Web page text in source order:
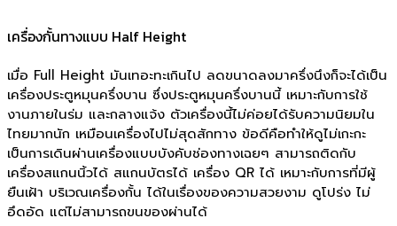
เครื่องกั้นทางแบบ Half Height
เมื่อ Full Height มันเทอะทะเกินไป ลดขนาดลงมาครึ่งนึงก็จะได้เป็น
เครื่องประตูหมุนครึ่งบาน ซึ่งประตูหมุนครึ่งบานนี้ เหมาะกับการใช้
งานภายในร่ม และกลางแจ้ง ตัวเครื่องนี้ไม่ค่อยได้รับความนิยมใน
ไทยมากนัก เหมือนเครื่องไปไม่สุดสักทาง ข้อดีคือทำให้ดูไม่เกะกะ
เป็นการเดินผ่านเครื่องแบบบังคับช่องทางเฉยๆ สามารถติดกับ
เครื่องสแกนนิ้วได้ สแกนบัตรได้ เครื่อง QR ได้ เหมาะกับการที่มีผู้
ยืนเฝ้า บริเวณเครื่องกั้น ได้ในเรื่องของความสวยงาม ดูโปร่ง ไม่
อึดอัด แต่ไม่สามารถขนของผ่านได้